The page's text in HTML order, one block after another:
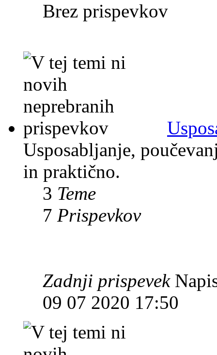
Brez prispevkov
Usposabljanje,
in praktično.
3 Teme
7 Prispevkov
Zadnji prispevek
09 07 2020 17:50